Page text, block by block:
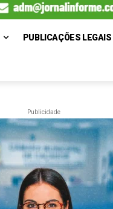
PUBLICAÇÕES LEGAIS
Publicidade